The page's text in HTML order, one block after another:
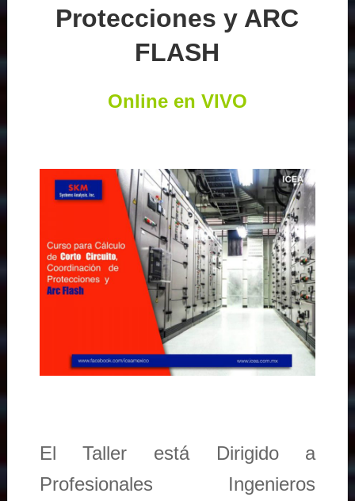
Protecciones y ARC
FLASH
Online en VIVO
El Taller está Dirigido a
Profesionales Ingenieros